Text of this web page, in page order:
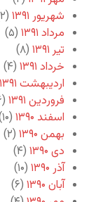
شهریور ۱۳۹۱
(۲)
مرداد ۱۳۹۱
(۵)
تیر ۱۳۹۱
(۸)
خرداد ۱۳۹۱
(۴)
اردیبهشت ۱۳۹۱
فروردین ۱۳۹۱
(۶)
اسفند ۱۳۹۰
(۱۰)
بهمن ۱۳۹۰
(۲)
دی ۱۳۹۰
(۴)
آذر ۱۳۹۰
(۱۰)
آبان ۱۳۹۰
(۶)